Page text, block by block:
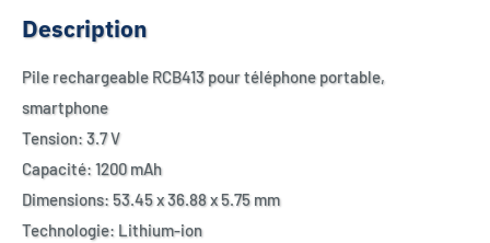
Description
Pile rechargeable RCB413 pour téléphone portable,
smartphone
Tension: 3.7 V
Capacité: 1200 mAh
Dimensions: 53.45 x 36.88 x 5.75 mm
Technologie: Lithium-ion